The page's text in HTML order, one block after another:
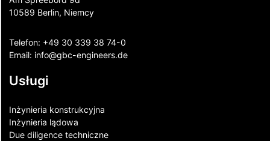
10589 Berlin, Niemcy
Telefon: +49 30 339 38 74-0
Email: info@gbc-engineers.de
Usługi
Inżynieria konstrukcyjna
Inżynieria lądowa
Due diligence techniczne